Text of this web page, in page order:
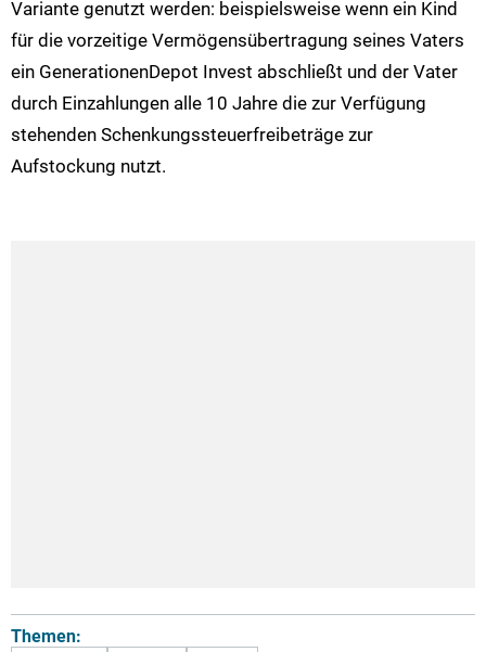
Variante genutzt werden: beispielsweise wenn ein Kind
für die vorzeitige Vermögensübertragung seines Vaters
ein GenerationenDepot Invest abschließt und der Vater
durch Einzahlungen alle 10 Jahre die zur Verfügung
stehenden Schenkungssteuerfreibeträge zur
Aufstockung nutzt.
Themen: